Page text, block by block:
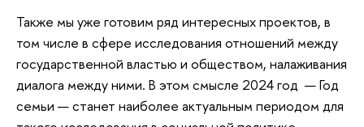
Также мы уже готовим ряд интересных проектов, в
том числе в сфере исследования отношений между
государственной властью и обществом, налаживания
диалога между ними. В этом смысле 2024 год — Год
семьи — станет наиболее актуальным периодом для